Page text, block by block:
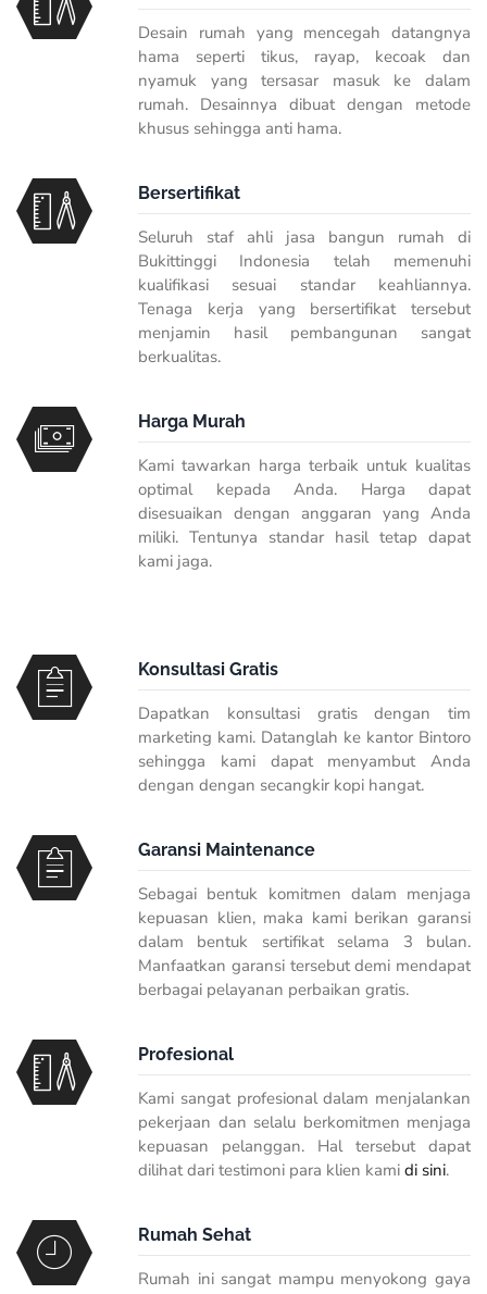
Desain rumah yang mencegah datangnya
hama seperti tikus, rayap, kecoak dan
nyamuk yang tersasar masuk ke dalam
rumah. Desainnya dibuat dengan metode
khusus sehingga anti hama.
Bersertifikat
Seluruh staf ahli jasa bangun rumah di
Bukittinggi Indonesia telah memenuhi
kualifikasi sesuai standar keahliannya.
Tenaga kerja yang bersertifikat tersebut
menjamin hasil pembangunan sangat
berkualitas.
Harga Murah
Kami tawarkan harga terbaik untuk kualitas
optimal kepada Anda. Harga dapat
disesuaikan dengan anggaran yang Anda
miliki. Tentunya standar hasil tetap dapat
kami jaga.
Konsultasi Gratis
Dapatkan konsultasi gratis dengan tim
marketing kami. Datanglah ke kantor Bintoro
sehingga kami dapat menyambut Anda
dengan dengan secangkir kopi hangat.
Garansi Maintenance
Sebagai bentuk komitmen dalam menjaga
kepuasan klien, maka kami berikan garansi
dalam bentuk sertifikat selama 3 bulan.
Manfaatkan garansi tersebut demi mendapat
berbagai pelayanan perbaikan gratis.
Profesional
Kami sangat profesional dalam menjalankan
pekerjaan dan selalu berkomitmen menjaga
kepuasan pelanggan. Hal tersebut dapat
dilihat dari testimoni para klien kami di sini.
Rumah Sehat
Rumah ini sangat mampu menyokong gaya